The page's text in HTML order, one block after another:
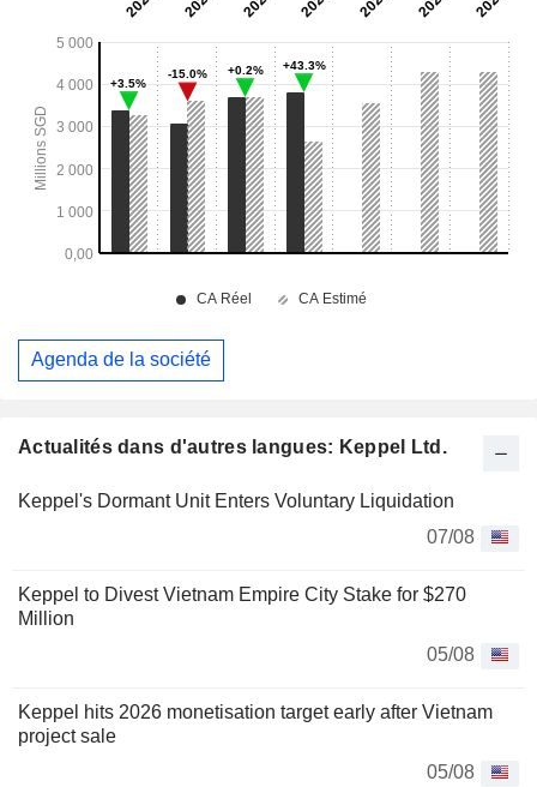
Actualités dans d'autres langues: Keppel Ltd.
Keppel's Dormant Unit Enters Voluntary Liquidation
07/08
Keppel to Divest Vietnam Empire City Stake for $270
Million
05/08
Keppel hits 2026 monetisation target early after Vietnam
project sale
05/08
Agenda de la société